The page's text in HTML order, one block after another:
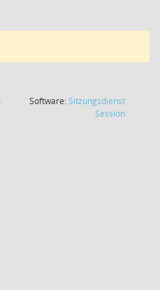
Software:Sitzungsdienst
Session(Wird in